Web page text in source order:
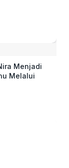
Menjadi
Melalui